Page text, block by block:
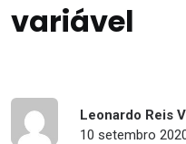
variável
Leonardo Reis
10 setembro